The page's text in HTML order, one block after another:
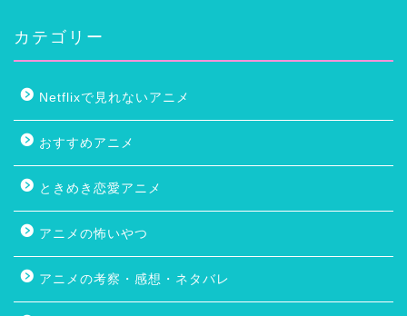
カテゴリー
Netflixで見れないアニメ
おすすめアニメ
ときめき恋愛アニメ
アニメの怖いやつ
アニメの考察・感想・ネタバレ